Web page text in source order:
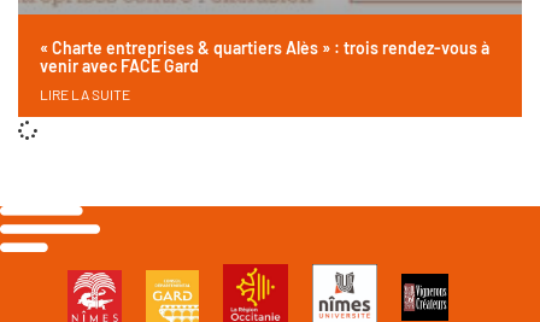
« Charte entreprises & quartiers Alès » : trois rendez-vous à
venir avec FACE Gard
LIRE LA SUITE